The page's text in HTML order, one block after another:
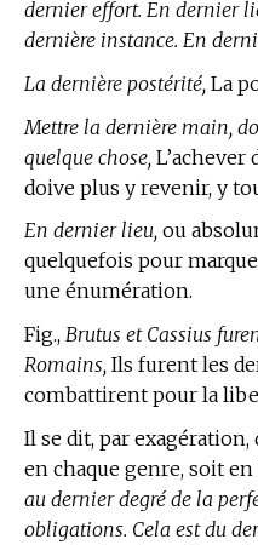
dernier effort. En dernier
dernière instance. En
La dernière postérité, La
Mettre la dernière main,
quelque chose, L’achever
doive plus y revenir, y
En dernier lieu, ou
quelquefois pour
une énumération.
Fig., Brutus et Cassius
Romains, Ils furent les
combattirent pour la
Il se dit, par exagération,
en chaque genre, soit
au dernier degré de la
obligations. Cela est du